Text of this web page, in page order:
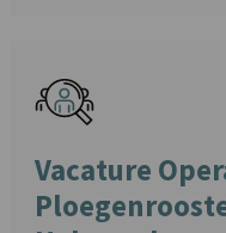
Vacature